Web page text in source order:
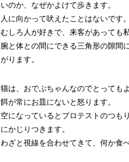
いのか、なぜかよけて歩きます。
人に向かって吠えたことはないです
むしろ人が好きで、来客があっても
腕と体との間にできる三角形の隙間
がります。
猫は、おでぶちゃんなのでとっても
餌が常にお皿にないと怒ります。
空になっているとプロテストのつも
にかじりつきます。
わざと視線を合わせてきて、何か食